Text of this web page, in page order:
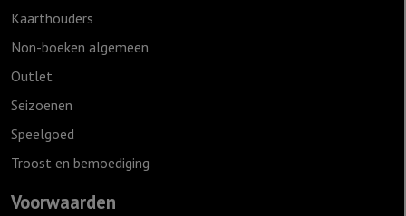
Kaarthouders
Non-boeken algemeen
Outlet
Seizoenen
Speelgoed
Troost en bemoediging
Voorwaarden